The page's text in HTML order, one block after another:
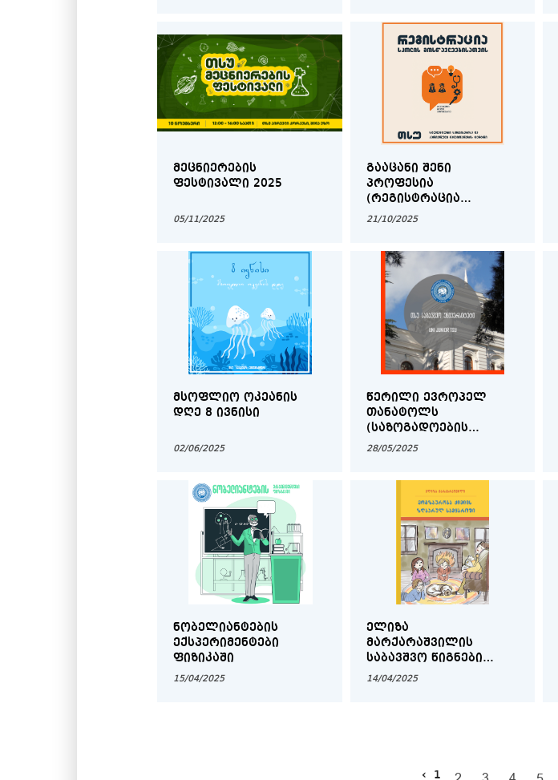
ᲛᲔᲪᲜᲘᲔᲠᲔᲑᲘᲡ
ᲤᲔᲡᲢᲘᲕᲐᲚᲘ 2025
05/11/2025
ᲒᲐᲐᲪᲐᲜᲘ ᲨᲔᲜᲘ
ᲞᲠᲝᲤᲔᲡᲘᲐ
(ᲠᲔᲒᲘᲡᲢᲠᲐᲪᲘᲐ
ᲛᲝᲡᲬᲐᲕᲚᲔᲔᲑᲘᲡᲐᲗᲕᲘᲡ)
21/10/2025
ᲛᲡᲝᲤᲚᲘᲝ ᲝᲙᲔᲐᲜᲘᲡ
ᲓᲦᲔ 8 ᲘᲕᲜᲘᲡᲘ
02/06/2025
ᲬᲔᲠᲘᲚᲘ ᲔᲕᲠᲝᲞᲔᲚ
ᲗᲐᲜᲐᲢᲝᲚᲡ
(ᲡᲐᲖᲝᲒᲐᲓᲝᲔᲑᲘᲡ
ᲠᲩᲔᲣᲚᲘ ᲐᲗᲔᲣᲚᲘ)
28/05/2025
ᲜᲝᲑᲔᲚᲘᲐᲜᲢᲔᲑᲘᲡ
ᲔᲥᲡᲞᲔᲠᲘᲛᲔᲜᲢᲔᲑᲘ
ᲤᲘᲖᲘᲙᲐᲨᲘ
15/04/2025
ᲔᲚᲘᲖᲐ
ᲛᲐᲠᲥᲐᲠᲐᲨᲕᲘᲚᲘᲡ
ᲡᲐᲑᲐᲕᲨᲕᲝ ᲬᲘᲒᲜᲔᲑᲘ
(ᲛᲝᲒᲖᲐᲣᲠᲝᲑᲐ ᲥᲘᲛᲘᲘᲡ
14/04/2025
‹ 1